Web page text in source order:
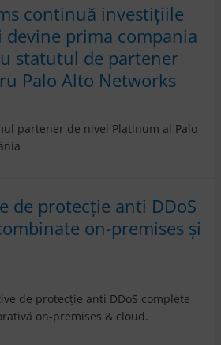
continuă investițiile
prima compania
statutul de partener
Palo Alto Networks
partener de nivel Platinum al Palo
de protecție anti DDoS
on-premises și
de protecție anti DDoS complete
on-premises & cloud.